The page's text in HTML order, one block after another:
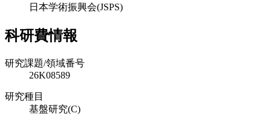
日本学術振興会(JSPS)
科研費情報
研究課題/領域番号
26K08589
研究種目
基盤研究(C)